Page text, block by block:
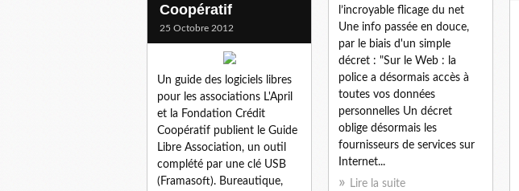
Coopératif
25 Octobre 2012
Un guide des logiciels libres
pour les associations L'April
et la Fondation Crédit
Coopératif publient le Guide
Libre Association, un outil
complété par une clé USB
(Framasoft). Bureautique,
l’incroyable flicage du net
Une info passée en douce,
par le biais d'un simple
décret : "Sur le Web : la
police a désormais accès à
toutes vos données
personnelles Un décret
oblige désormais les
fournisseurs de services sur
Internet...
Lire la suite